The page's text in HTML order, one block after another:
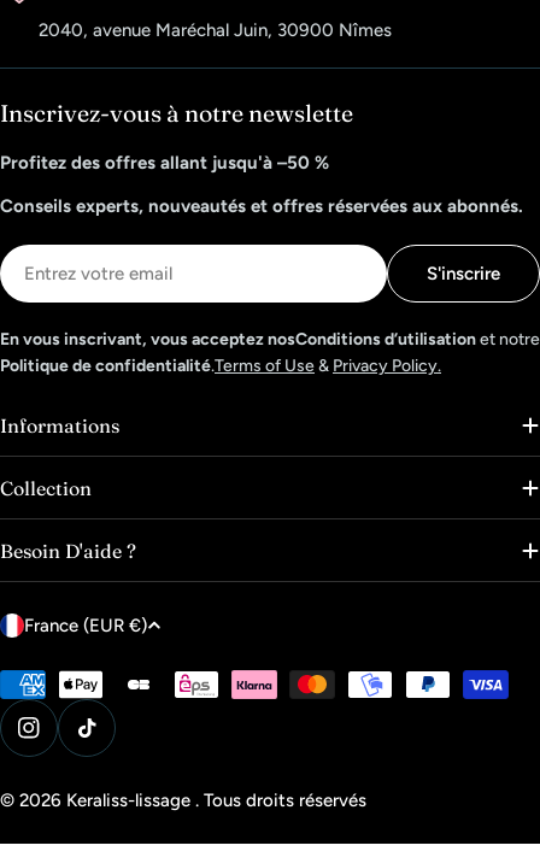
2040, avenue Maréchal Juin, 30900 Nîmes
Inscrivez-vous à notre newslette
Profitez des offres allant jusqu'à –50 %
Conseils experts, nouveautés et offres réservées aux abonnés.
E-
mail
S'inscrire
En vous inscrivant, vous acceptez nosConditions d’utilisationet notre
Politique de confidentialité.Terms of Use& Privacy Policy.
Informations
Collection
Besoin D'aide ?
P
y
s
/
é
g
France (EUR €)
Modes
de
paiement
InstagramTik Tok
© 2026 Keraliss-lissage . Tous droits réservés